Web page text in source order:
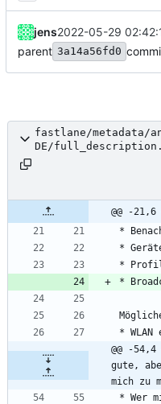
jens2022-05-29
parent 3a14a56fd0
fastlane/metadata/
DE/
@@ -
@@ -
gute,
mich zu
* Wer